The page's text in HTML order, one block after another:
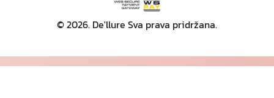
© 2026. De'llure Sva prava pridržana.